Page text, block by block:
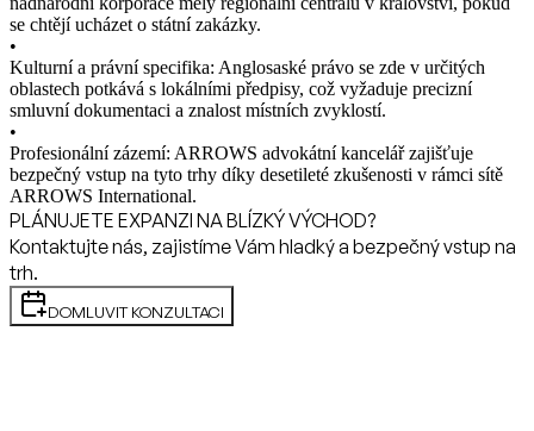
se chtějí ucházet o státní zakázky.
•
Kulturní a právní specifika: Anglosaské právo se zde v určitých
oblastech potkává s lokálními předpisy, což vyžaduje precizní
smluvní dokumentaci a znalost místních zvyklostí.
•
Profesionální zázemí: ARROWS advokátní kancelář zajišťuje
bezpečný vstup na tyto trhy díky desetileté zkušenosti v rámci sítě
ARROWS International.
PLÁNUJETE EXPANZI NA BLÍZKÝ VÝCHOD?
Kontaktujte nás, zajistíme Vám hladký a bezpečný vstup na
trh.
DOMLUVIT KONZULTACI